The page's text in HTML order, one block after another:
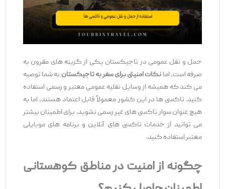
حمل و نقل عمومی در تاجیکستان یکی از گزینه ‌های مقرون به
صرفه است، امانکات امنیتی برای سفر به تاجیکستانبه شما توصیه
می ‌کند که همیشه از وسایل نقلیه عمومی معتبر و رسمی استفاده
کنید. تاکسی‌ ها در این کشور معمولاً قابل اعتماد هستند، اما به
هیچ عنوان سوار تاکسی ‌های غیر رسمی نشوید. برای اطمینان بیشتر
می‌ توانید از خدمات تاکسی‌ های آنلاین و برنامه ‌های موبایلی
معتبر استفاده کنید.
چگونه از امنیت در مناطق کوهستانی